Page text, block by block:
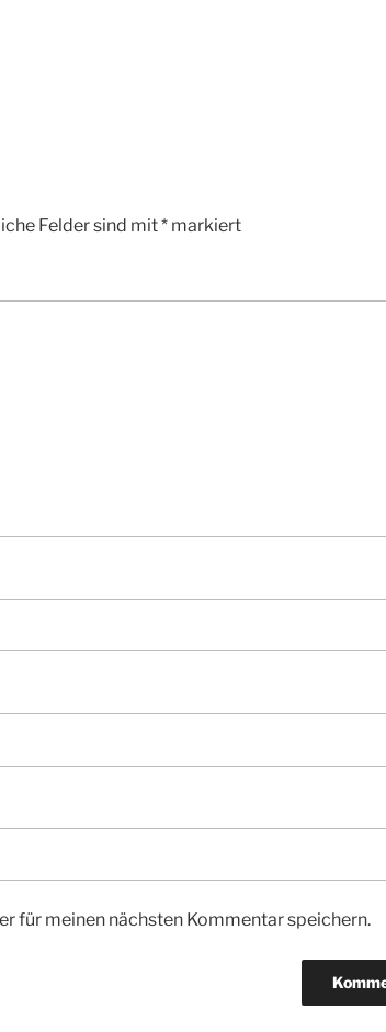
Felder sind mit* markiert
für meinen nächsten Kommentar speichern.